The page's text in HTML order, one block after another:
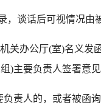
谈话后可视情况由
办公厅(室)名义发函
)主要负责人签署意
人的，或者被函询